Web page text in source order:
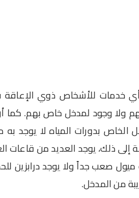
أي خدمات للأشخاص ذوي
ولا وجود لمدخل خاص بهم. كما
بدورات المياه لا يوجد به
ذلك، يوجد العديد من قاعات
صعب جداً ولا يوجد درابزين
من المدخل.